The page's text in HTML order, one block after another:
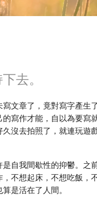
去。
文章了，竟對寫字產生
寫作才能，自以為要寫
沒去拍照了，就連玩遊
自我間歇性的抑鬱。之
不想起床，不想吃飯，
是活在了人間。